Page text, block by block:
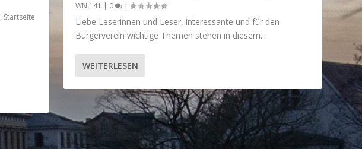
, Startseite
WN 141 | 0 |
Liebe Leserinnen und Leser, interessante und für den
Bürgerverein wichtige Themen stehen in diesem...
WEITERLESEN